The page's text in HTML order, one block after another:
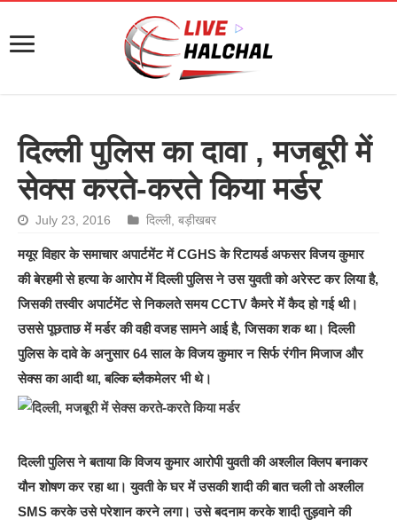
दिल्ली पुलिस का दावा , मजबूरी में
सेक्स करते-करते किया मर्डर
July 23, 2016 दिल्ली ,बड़ीखबर
मयूर विहार के समाचार अपार्टमेंट में CGHS के रिटायर्ड अफसर विजय कुमार
की बेरहमी से हत्या के आरोप में दिल्ली पुलिस ने उस युवती को अरेस्ट कर लिया है,
जिसकी तस्वीर अपार्टमेंट से निकलते समय CCTV कैमरे में कैद हो गई थी।
उससे पूछताछ में मर्डर की वही वजह सामने आई है, जिसका शक था। दिल्ली
पुलिस के दावे के अनुसार 64 साल के विजय कुमार न सिर्फ रंगीन मिजाज और
सेक्स का आदी था, बल्कि ब्लैकमेलर भी थे।
दिल्ली पुलिस ने बताया कि विजय कुमार आरोपी युवती की अश्लील क्लिप बनाकर
यौन शोषण कर रहा था। युवती के घर में उसकी शादी की बात चली तो अश्लील
SMS करके उसे परेशान करने लगा। उसे बदनाम करके शादी तुड़वाने की